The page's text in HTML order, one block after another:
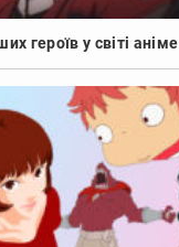
героїв у світі аніме